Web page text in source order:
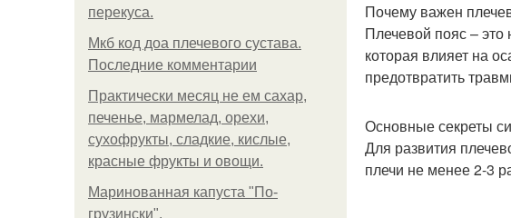
перекуса.
Мкб код доа плечевого сустава.
Последние комментарии
Практически месяц не ем сахар,
печенье, мармелад, орехи,
сухофрукты, сладкие, кислые,
красные фрукты и овощи.
Маринованная капуста "По-
грузински".
Почему важен
Плечевой пояс – это
которая влияет на
предотвратить
Основные секреты
Для развития
плечи не менее 2-3